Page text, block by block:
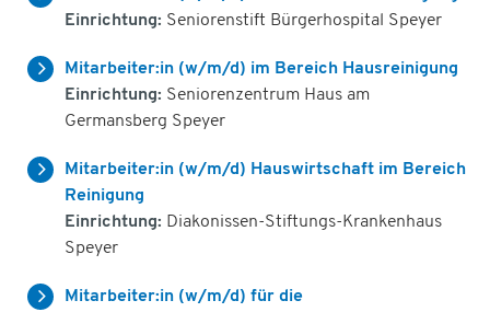
Einrichtung: Seniorenstift Bürgerhospital Speyer
Mitarbeiter:in (w/m/d) im Bereich Hausreinigung
Einrichtung: Seniorenzentrum Haus am
Germansberg Speyer
Mitarbeiter:in (w/m/d) Hauswirtschaft im Bereich
Reinigung
Einrichtung: Diakonissen-Stiftungs-Krankenhaus
Speyer
Mitarbeiter:in (w/m/d) für die